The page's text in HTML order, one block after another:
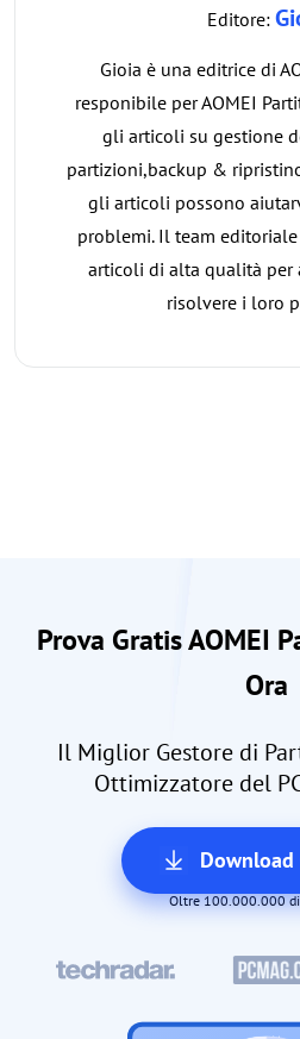
Editore:
Gioia è una editrice di
responibile per AOMEI
gli articoli su gestione
partizioni,backup &
gli articoli possono
problemi. Il team
articoli di alta qualità per
risolvere i loro
Prova Gratis AOMEI
Ora
Il Miglior Gestore di
Ottimizzatore del
Oltre 100.000.000